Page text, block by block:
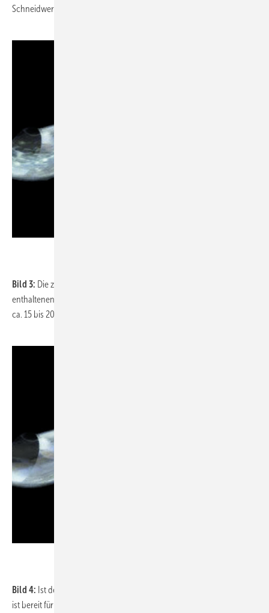
Schneidwerk zerteilt.
Bild 3: Die zerteilten Partikel werden zusammen mit dem im Behälter
enthaltenen Wasser durch die Druckleitung weggefördert. Dies dauert
ca. 15 bis 20 Sekunden.
Bild 4: Ist der Wasserstand niedrig genug, schaltet die Anlage ab und
ist bereit für den nächsten Pumpvorgang. Da dieses Prinzip der